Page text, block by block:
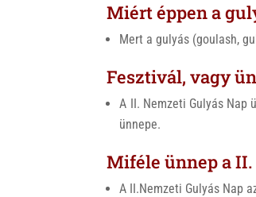
Miért éppen a
Fesztivál, vagy
A II. Nemzeti Gulyás Nap
ünnepe.
Miféle ünnep a II.
A II.Nemzeti Gulyás Nap